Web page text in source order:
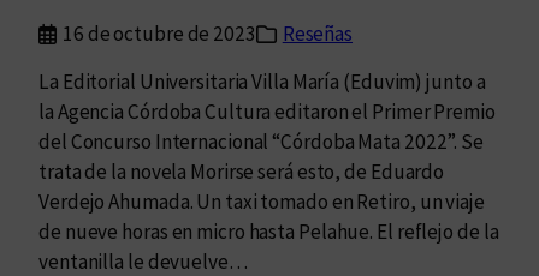
A
h
u
m
a
d
a
p
16 de octubre de 2023
Reseñas
La Editorial Universitaria Villa María (Eduvim) junto a
la Agencia Córdoba Cultura editaron el Primer Premio
del Concurso Internacional “Córdoba Mata 2022”. Se
trata de la novela Morirse será esto, de Eduardo
Verdejo Ahumada. Un taxi tomado en Retiro, un viaje
de nueve horas en micro hasta Pelahue. El reflejo de la
ventanilla le devuelve…